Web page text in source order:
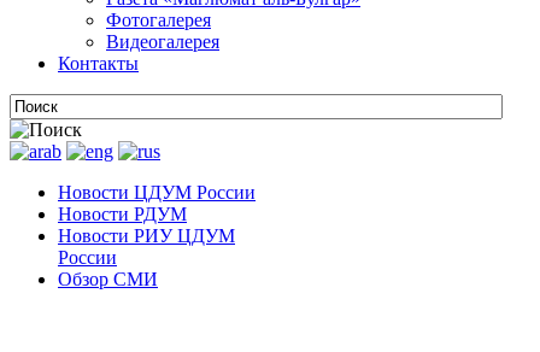
Фотогалерея
Видеогалерея
Контакты
Новости ЦДУМ России
Новости РДУМ
Новости РИУ ЦДУМ
России
Обзор СМИ